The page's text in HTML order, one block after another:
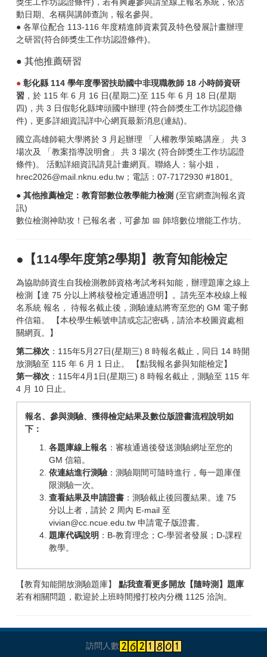
動日期、名稱與講師查詢，報名參與。
● 各單位配合 113-116 年度精進師資素質及特色發展計畫辦理
之研習(符合師獎生工作坊認證條件)。
● 其他推薦研習
● 彰化縣 114 學年度學習扶助國中非現職教師 18 小時師資研
習 ，於 115 年 6 月 16 日(星期二)至 115 年 6 月 18 日(星期
四)，共 3 日假彰化縣埤頭國中辦理 (符合師獎生工作坊認證條
件)，更多詳細資訊詳中心網頁最新消息(連結)。
國立高雄師範大學將於 3 月起辦理
「人權教學策略講座」
共 3
場次及
「教案指導說明會」
共 3 場次 (符合師獎生工作坊認證
條件)。 活動詳細資訊請見計畫網頁。聯絡人：翁小姐，
hrec2026@mail.nknu.edu.tw；電話：07-7172930 #1801。
● 其他推薦檢定：教育部數位教學能力檢測 (至官網查詢報名資
訊)
數位檢測神助攻！已報名者，可參加 📅 師培數位增能工作坊。
●【114學年度第2學期】教育知能檢定
為協助師資生自我檢測教師資格考試考科知能，辦理題庫之線上
檢測【達 75 分以上將核發檢定通過證明】。請先至本校線上報
名系統 報名 ， 待報名截止後，測驗連結將寄至您的 GM 電子郵
件信箱。
【本校學生帳號申請或忘記密碼，請洽本校圖資處相
關網頁。】
第二梯次 ：115年5月27日(星期三) 8 時報名截止，同日 14 時開
放測驗至 115 年 6 月 1 日止。
【點我報名參與知能檢定】
第一梯次 ：115年4月1日(星期三) 8 時報名截止，測驗至 115 年
4 月 10 日止。
報名、參與測驗、獲得檢定結果及數位版證書流程說明如
下：
各題庫線上報名 ：審核通過後發送測驗網址至您的
GM 信箱。
依連結進行測驗 ：測驗期間可隨時進行，每一題庫僅
限測驗一次。
查看結果及申請證書 ：測驗截止後回覆結果。達 75
分以上者，請於 2 周內 E-mail 至
vivian@cc.ncue.edu.tw 申請電子版證書。
題庫代碼說明 ：B-教育理念；C-學習者發展；D-課程
教學。
【教育知能開放測驗題庫】 點我查看更多開放【隨時測】題庫
若有相關問題，歡迎於上班時間撥打校內分機 1125 洽詢。
訪問人數